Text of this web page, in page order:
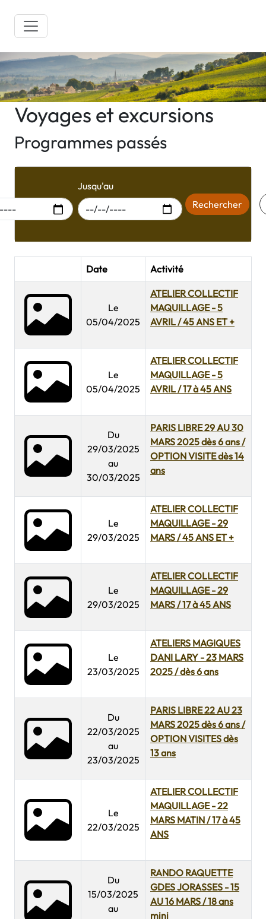
Voyages et excursions
Programmes passés
Jusqu'au
Rechercher
Date Activité
Le
05/04/2025
ATELIER COLLECTIF
MAQUILLAGE - 5
AVRIL / 45 ANS ET +
Le
05/04/2025
ATELIER COLLECTIF
MAQUILLAGE - 5
AVRIL / 17 à 45 ANS
Du
29/03/2025
au
30/03/2025
PARIS LIBRE 29 AU 30
MARS 2025 dès 6 ans /
OPTION VISITE dès 14
ans
Le
29/03/2025
ATELIER COLLECTIF
MAQUILLAGE - 29
MARS / 45 ANS ET +
Le
29/03/2025
ATELIER COLLECTIF
MAQUILLAGE - 29
MARS / 17 à 45 ANS
Le
23/03/2025
ATELIERS MAGIQUES
DANI LARY - 23 MARS
2025 / dès 6 ans
Du
22/03/2025
au
23/03/2025
PARIS LIBRE 22 AU 23
MARS 2025 dès 6 ans /
OPTION VISITES dès
13 ans
Le
22/03/2025
ATELIER COLLECTIF
MAQUILLAGE - 22
MARS MATIN / 17 à 45
ANS
Du
15/03/2025
au
RANDO RAQUETTE
GDES JORASSES - 15
AU 16 MARS / 18 ans
mini